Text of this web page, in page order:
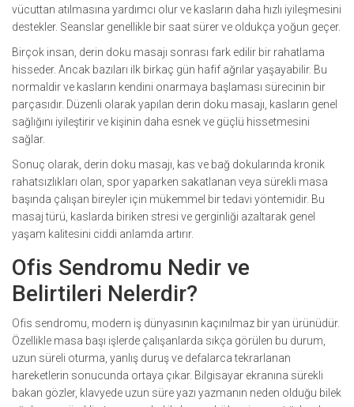
vücuttan atılmasına yardımcı olur ve kasların daha hızlı iyileşmesini
destekler. Seanslar genellikle bir saat sürer ve oldukça yoğun geçer.
Birçok insan, derin doku masajı sonrası fark edilir bir rahatlama
hisseder. Ancak bazıları ilk birkaç gün hafif ağrılar yaşayabilir. Bu
normaldir ve kasların kendini onarmaya başlaması sürecinin bir
parçasıdır. Düzenli olarak yapılan derin doku masajı, kasların genel
sağlığını iyileştirir ve kişinin daha esnek ve güçlü hissetmesini
sağlar.
Sonuç olarak, derin doku masajı, kas ve bağ dokularında kronik
rahatsızlıkları olan, spor yaparken sakatlanan veya sürekli masa
başında çalışan bireyler için mükemmel bir tedavi yöntemidir. Bu
masaj türü, kaslarda biriken stresi ve gerginliği azaltarak genel
yaşam kalitesini ciddi anlamda artırır.
Ofis Sendromu Nedir ve
Belirtileri Nelerdir?
Ofis sendromu, modern iş dünyasının kaçınılmaz bir yan ürünüdür.
Özellikle masa başı işlerde çalışanlarda sıkça görülen bu durum,
uzun süreli oturma, yanlış duruş ve defalarca tekrarlanan
hareketlerin sonucunda ortaya çıkar. Bilgisayar ekranına sürekli
bakan gözler, klavyede uzun süre yazı yazmanın neden olduğu bilek